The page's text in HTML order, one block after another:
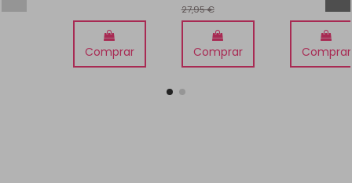
Comprar
27,95 €
Comprar Comprar